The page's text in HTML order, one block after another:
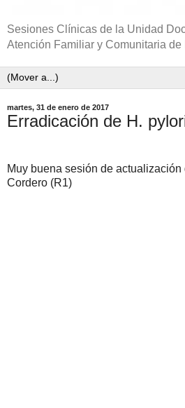
Sesiones Clínicas de la Unidad
Atención Familiar y Comunitaria de
martes, 31 de enero de 2017
Erradicación de H.
Muy buena sesión de
Cordero (R1)